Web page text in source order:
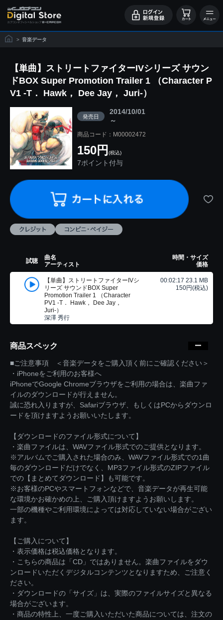
> 音楽データ
【単曲】ストリートファイターIVシリーズ サウン
ドBOX Super Promotion Trailer 1 （Character P
V1 -T． Hawk， Dee Jay， Juri-）
発売日
2014/10/01
～
商品コード：M00002472
150円 (税込)
7ポイント付与
試聴
曲名
アーティスト
時間・サイズ
価格
【単曲】ストリートファイターIVシ
リーズ サウンドBOX Super
Promotion Trailer 1 （Character
PV1 -T． Hawk， Dee Jay，
Juri-）
深澤 秀行
00:02:17 23.1 MB
150円(税込)
商品スペック
■ご注意事項 ＜音楽データをご購入頂く前にご確認ください＞
・iPhoneをご利用のお客様へ
iPhoneでGoogle Chromeブラウザをご利用の場合は、楽曲ファ
イルのダウンロードが行えません。
誠に恐れ入りますが、Safariブラウザ、もしくはPCからダウンロ
ードを頂けますようお願いいたします。
【ダウンロードのファイル形式について】
・楽曲ファイルは、WAVファイル形式でのご提供となります。
※アルバムでご購入された場合のみ、WAVファイル形式での1曲
毎のダウンロードだけでなく、MP3ファイル形式のZIPファイル
での【まとめてダウンロード】も可能です。
※お客様のPCやスマートフォンなどで、音楽データが再生可能
な環境かお確かめの上、ご購入頂けますようお願いします。
一部の機種やご利用環境によっては対応していない場合がござい
ます。
【ご購入について】
・表示価格は税込価格となります。
・こちらの商品は「CD」ではありません。楽曲ファイルをダウ
ンロードいただくデジタルコンテンツとなりますため、ご注意く
ださい。
・ダウンロードの「サイズ」は、実際のファイルサイズと異なる
場合がございます。
・商品の特性上、一度ご購入いただいた商品については、注文の